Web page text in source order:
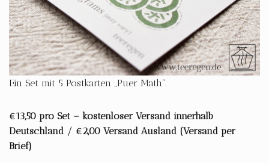
Ein Set mit 5 Postkarten „Puer Math“.
€13,50 pro Set – kostenloser Versand innerhalb
Deutschland / €2,00 Versand Ausland (Versand per
Brief)